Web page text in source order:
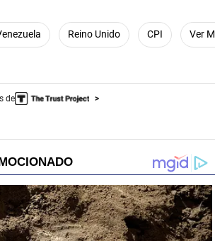
Reino Unido CPI Ver
de